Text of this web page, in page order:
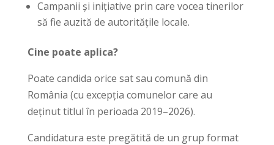
Campanii și inițiative prin care vocea tinerilor
să fie auzită de autoritățile locale.
Cine poate aplica?
Poate candida orice sat sau comună din
România (cu excepția comunelor care au
deținut titlul în perioada 2019–2026).
Candidatura este pregătită de un grup format